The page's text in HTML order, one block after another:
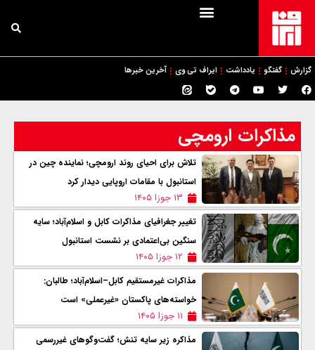
گزارش گفتگو یادداشت ایراف تی وی آخرین خبرها
مذاکرات ارومچی
تلاش برای احیای روند ارومچی؛ نماینده چین در
استانبول با مقامات اروپایی دیدار کرد
۱۳ جوزا ۱۴۰۵
تغییر جغرافیای مذاکرات کابل و اسلام‌آباد؛ سایه
سنگین بی‌اعتمادی بر نشست استانبول
۱۲ جوزا ۱۴۰۵
مذاکرات غیرمستقیم کابل–اسلام‌آباد؛ طالبان:
خواسته‌های پاکستان «غیرعملی» است
۱۱ جوزا ۱۴۰۵
مذاکره زیر سایه تنش؛ گفت‌وگوهای غیررسمی